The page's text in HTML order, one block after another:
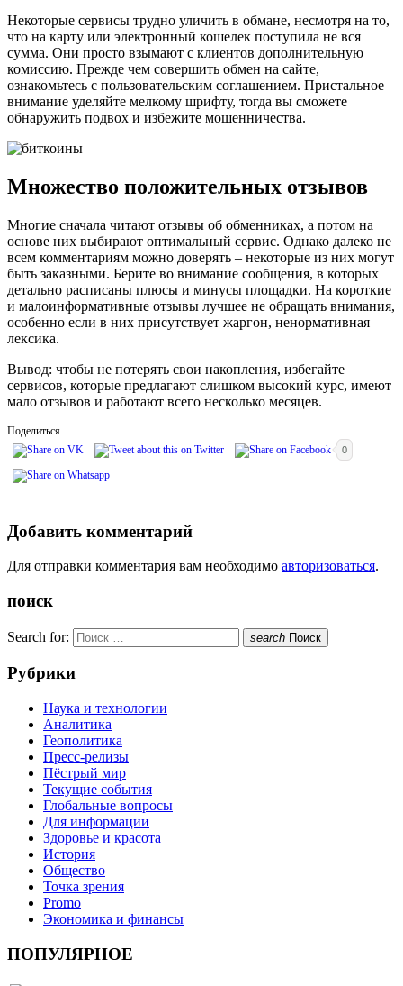
Некоторые сервисы трудно уличить в обмане, несмотря на то,
что на карту или электронный кошелек поступила не вся
сумма. Они просто взымают с клиентов дополнительную
комиссию. Прежде чем совершить обмен на сайте,
ознакомьтесь с пользовательским соглашением. Пристальное
внимание уделяйте мелкому шрифту, тогда вы сможете
обнаружить подвох и избежите мошенничества.
Множество положительных отзывов
Многие сначала читают отзывы об обменниках, а потом на
основе них выбирают оптимальный сервис. Однако далеко не
всем комментариям можно доверять – некоторые из них могут
быть заказными. Берите во внимание сообщения, в которых
детально расписаны плюсы и минусы площадки. На короткие
и малоинформативные отзывы лучшее не обращать внимания,
особенно если в них присутствует жаргон, ненормативная
лексика.
Вывод: чтобы не потерять свои накопления, избегайте
сервисов, которые предлагают слишком высокий курс, имеют
мало отзывов и работают всего несколько месяцев.
Поделиться...
0
Добавить комментарий
Для отправки комментария вам необходимо авторизоваться.
поиск
Search for: search Поиск
Рубрики
Наука и технологии
Аналитика
Геополитика
Пресс-релизы
Пёстрый мир
Текущие события
Глобальные вопросы
Для информации
Здоровье и красота
История
Общество
Точка зрения
Promo
Экономика и финансы
ПОПУЛЯРНОЕ